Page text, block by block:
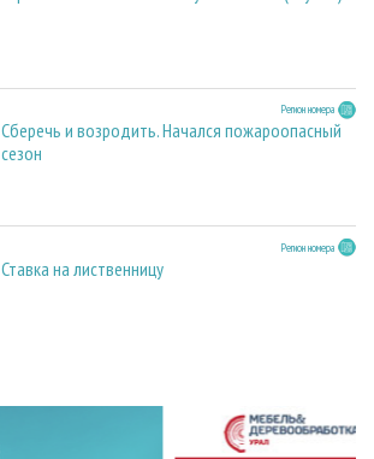
Регион номера
Сберечь и возродить. Начался пожароопасный
сезон
Регион номера
Ставка на лиственницу